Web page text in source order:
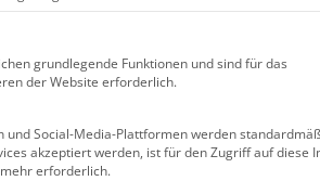
Gruppen, für die eine
grundlegende Funktionen und sind für das
der Website erforderlich.
und Social-Media-Plattformen werden
akzeptiert werden, ist für den Zugriff auf diese
erforderlich.